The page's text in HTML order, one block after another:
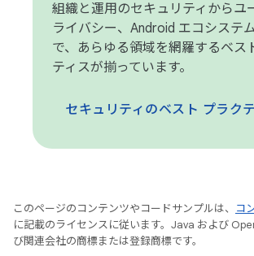
組織と運用のセキュリティからユ
ライバシー、Android エコシステ
で、あらゆる領域を網羅するベス
ティスが揃っています。
セキュリティのベスト プラクティスに
このページのコンテンツやコードサンプルは、
コ
に記載のライセンスに従います。Java および
び関連会社の商標または登録商標です。